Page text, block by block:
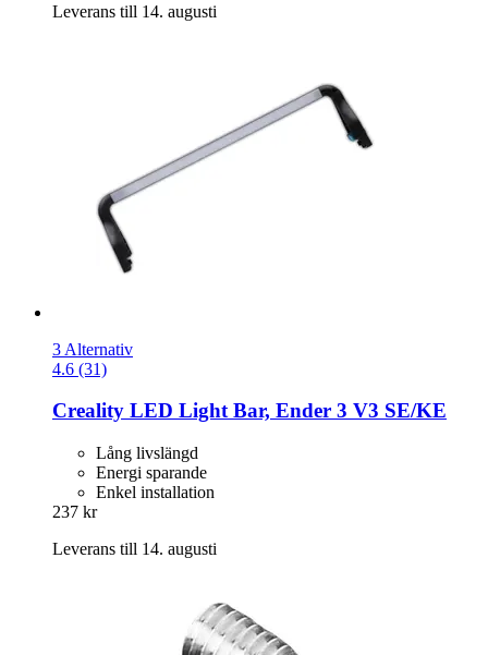
Leverans till 14. augusti
3 Alternativ
4.6 (31)
Creality LED Light Bar, Ender 3 V3 SE/KE
Lång livslängd
Energi sparande
Enkel installation
237 kr
Leverans till 14. augusti